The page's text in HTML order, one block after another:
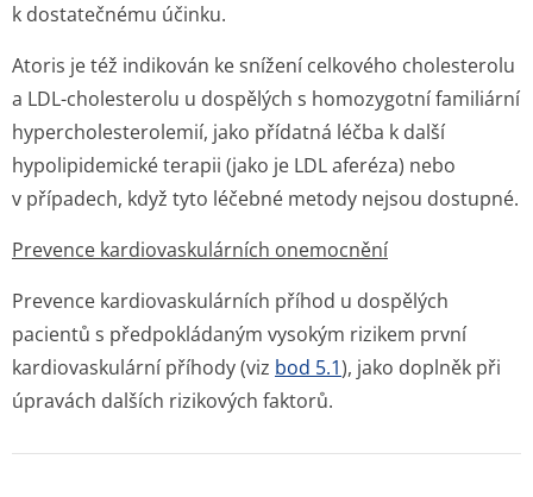
k dostatečnému účinku.
Atoris je též indikován ke snížení celkového cholesterolu
a LDL-cholesterolu u dospělých s homozygotní familiární
hypercholeste­rolemií, jako přídatná léčba k další
hypolipidemické terapii (jako je LDL aferéza) nebo
v případech, když tyto léčebné metody nejsou dostupné.
Prevence kardiovaskulárních onemocnění
Prevence kardiovaskulárních příhod u dospělých
pacientů s předpokládaným vysokým rizikem první
kardiovaskulární příhody (viz bod 5.1), jako doplněk při
úpravách dalších rizikových faktorů.